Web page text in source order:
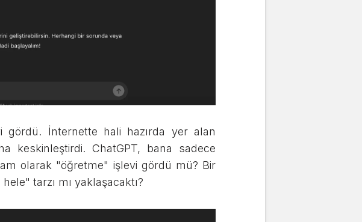
İnternette hali hazırda yer alan
keskinleştirdi. ChatGPT, bana sadece
olarak "öğretme" işlevi gördü mü? Bir
tarzı mı yaklaşacaktı?